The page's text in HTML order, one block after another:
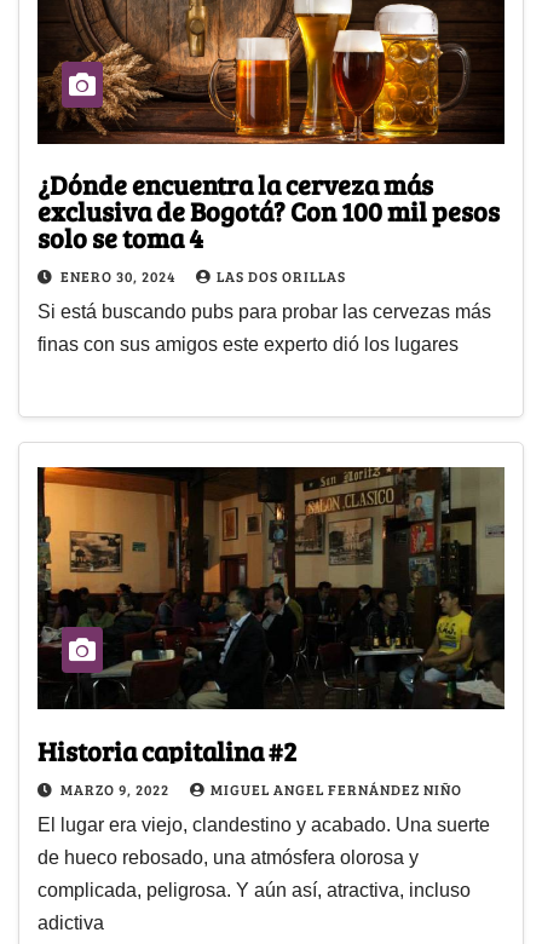
¿Dónde encuentra la cerveza más
exclusiva de Bogotá? Con 100 mil pesos
solo se toma 4
ENERO 30, 2024 LAS DOS ORILLAS
Si está buscando pubs para probar las cervezas más
finas con sus amigos este experto dió los lugares
Historia capitalina #2
MARZO 9, 2022 MIGUEL ANGEL FERNÁNDEZ NIÑO
El lugar era viejo, clandestino y acabado. Una suerte
de hueco rebosado, una atmósfera olorosa y
complicada, peligrosa. Y aún así, atractiva, incluso
adictiva